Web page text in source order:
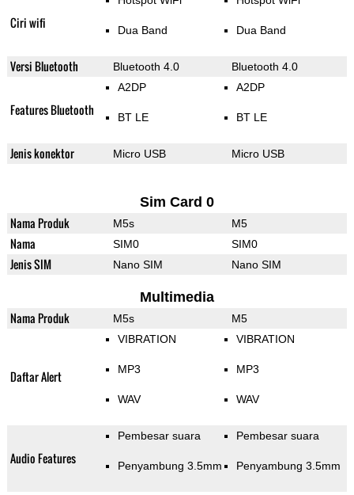
Ciri wifi Dua Band Dua Band
Versi Bluetooth Bluetooth 4.0 Bluetooth 4.0
Features Bluetooth
A2DP
BT LE
A2DP
BT LE
Jenis konektor Micro USB Micro USB
Sim Card 0
Nama Produk M5s M5
Nama SIM0 SIM0
Jenis SIM Nano SIM Nano SIM
Multimedia
Nama Produk M5s M5
Daftar Alert
VIBRATION
MP3
WAV
VIBRATION
MP3
WAV
Audio Features
Pembesar suara
Penyambung 3.5mm
Pembesar suara
Penyambung 3.5mm